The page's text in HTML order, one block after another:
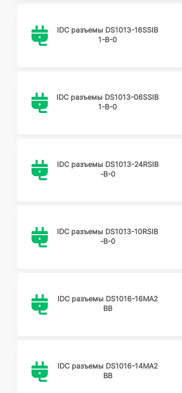
IDC разъемы DS1013-16SSIB
1-B-0
IDC разъемы DS1013-06SSIB
1-B-0
IDC разъемы DS1013-24RSIB
-B-0
IDC разъемы DS1013-10RSIB
-B-0
IDC разъемы DS1016-16MA2
BB
IDC разъемы DS1016-14MA2
BB